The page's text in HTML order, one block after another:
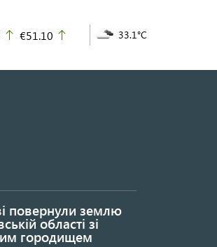
up
€51.10 33.1°C
повернули землю
області зі
городищем